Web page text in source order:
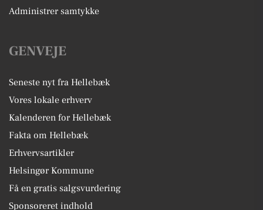
Administrer samtykke
GENVEJE
Seneste nyt fra Hellebæk
Vores lokale erhverv
Kalenderen for Hellebæk
Fakta om Hellebæk
Erhvervsartikler
Helsingør Kommune
Få en gratis salgsvurdering
Sponsoreret indhold